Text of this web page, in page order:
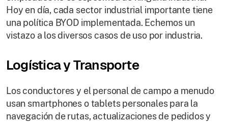
Hoy en día, cada sector industrial importante tiene
una política BYOD implementada. Echemos un
vistazo a los diversos casos de uso por industria.
Logística y Transporte
Los conductores y el personal de campo a menudo
usan smartphones o tablets personales para la
navegación de rutas, actualizaciones de pedidos y